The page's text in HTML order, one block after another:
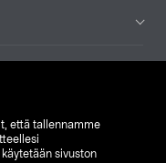
että tallennamme
käytetään sivuston